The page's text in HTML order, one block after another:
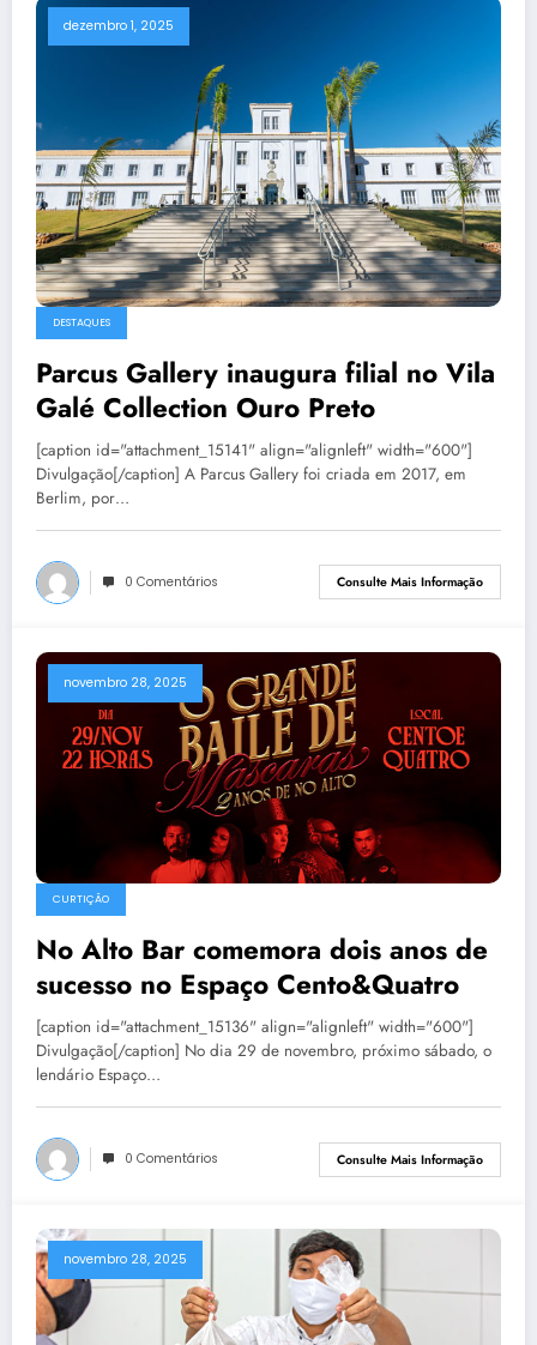
dezembro 1, 2025
DESTAQUES
Parcus Gallery inaugura filial no Vila
Galé Collection Ouro Preto
[caption id="attachment_15141" align="alignleft" width="600"]
Divulgação[/caption] A Parcus Gallery foi criada em 2017, em
Berlim, por…
0 Comentários Consulte Mais Informação
novembro 28, 2025
CURTIÇÃO
No Alto Bar comemora dois anos de
sucesso no Espaço Cento&Quatro
[caption id="attachment_15136" align="alignleft" width="600"]
Divulgação[/caption] No dia 29 de novembro, próximo sábado, o
lendário Espaço…
0 Comentários Consulte Mais Informação
novembro 28, 2025